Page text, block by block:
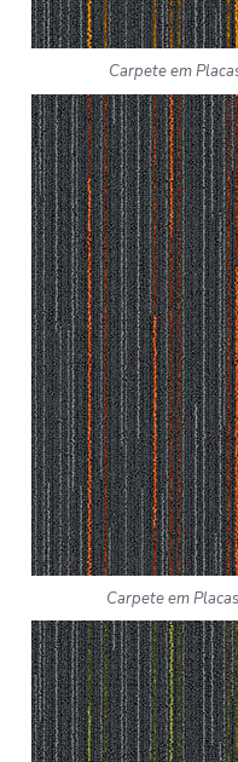
Carpete em
Carpete em